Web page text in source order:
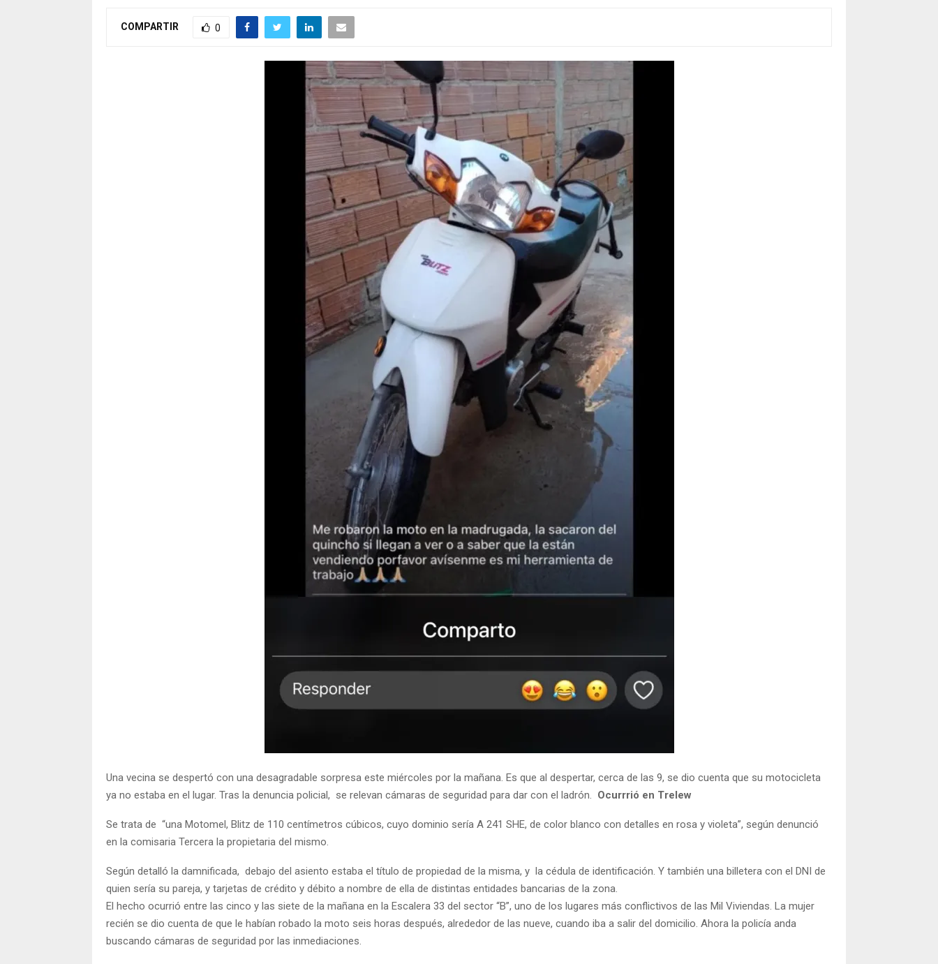
COMPARTIR 0
Una vecina se despertó con una desagradable sorpresa este miércoles por la mañana. Es que al despertar, cerca de las 9, se dio cuenta que su motocicleta
ya no estaba en el lugar. Tras la denuncia policial, se relevan cámaras de seguridad para dar con el ladrón. Ocurrrió en Trelew
Se trata de “una Motomel, Blitz de 110 centímetros cúbicos, cuyo dominio sería A 241 SHE, de color blanco con detalles en rosa y violeta”, según denunció
en la comisaria Tercera la propietaria del mismo.
Según detalló la damnificada, debajo del asiento estaba el título de propiedad de la misma, y la cédula de identificación. Y también una billetera con el DNI de
quien sería su pareja, y tarjetas de crédito y débito a nombre de ella de distintas entidades bancarias de la zona.
El hecho ocurrió entre las cinco y las siete de la mañana en la Escalera 33 del sector “B”, uno de los lugares más conflictivos de las Mil Viviendas. La mujer
recién se dio cuenta de que le habían robado la moto seis horas después, alrededor de las nueve, cuando iba a salir del domicilio. Ahora la policía anda
buscando cámaras de seguridad por las inmediaciones.